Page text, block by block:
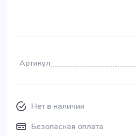
Артикул
Нет в наличии
Безопасная оплата